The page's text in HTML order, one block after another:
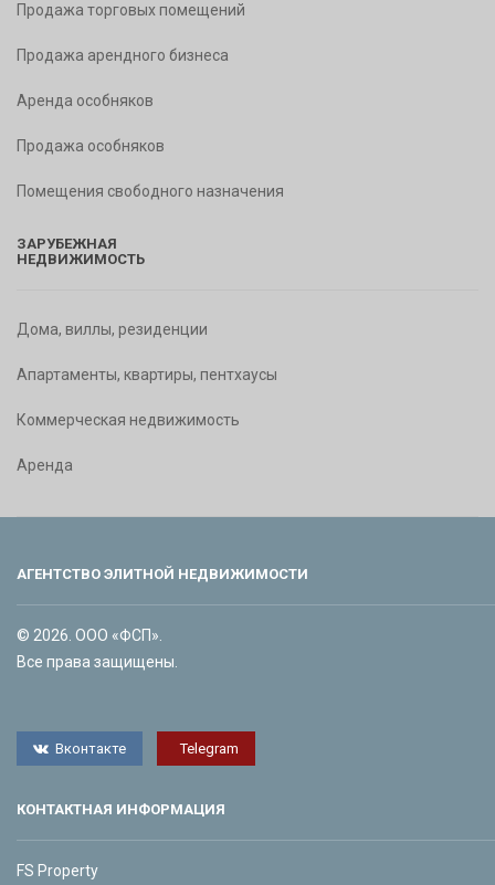
Продажа торговых помещений
Продажа арендного бизнеса
Аренда особняков
Продажа особняков
Помещения свободного назначения
ЗАРУБЕЖНАЯ
НЕДВИЖИМОСТЬ
Дома, виллы, резиденции
Апартаменты, квартиры, пентхаусы
Коммерческая недвижимость
Аренда
АГЕНТСТВО ЭЛИТНОЙ НЕДВИЖИМОСТИ
© 2026. ООО «ФСП».
Все права защищены.
Вконтакте Telegram
КОНТАКТНАЯ ИНФОРМАЦИЯ
FS Property